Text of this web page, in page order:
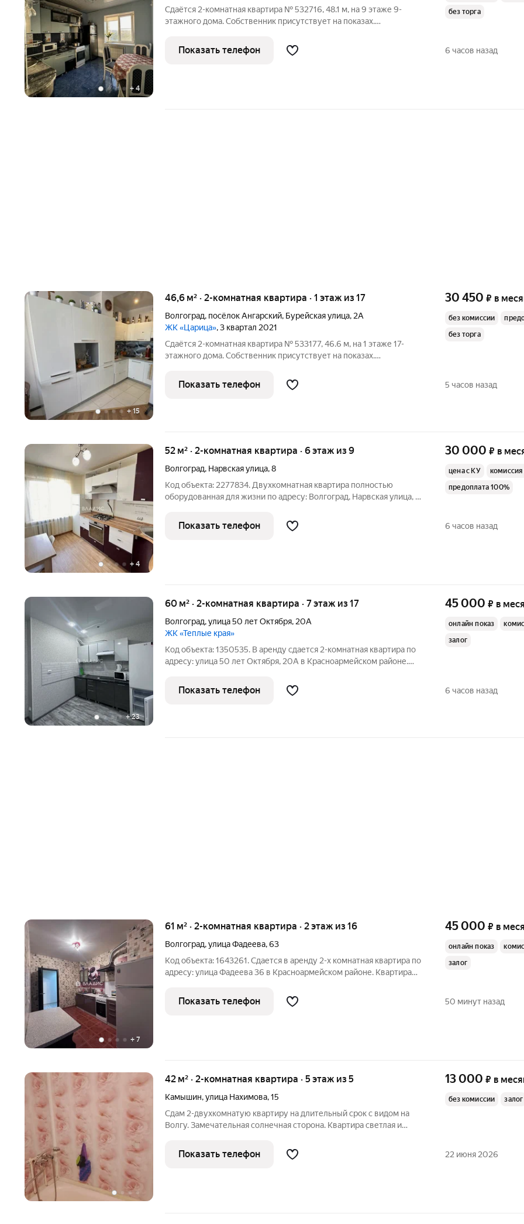
+ 4
Сдаётся 2-комнатная квартира № 532716, 48.1 м, на 9 этаже 9-
этажного дома. Собственник присутствует на показах.
оплачиваются отдельно. По условиям проживания: можно с
детьми, можно с питомцами.
без торга
Показать телефон 6 часов назад
+15
46,6 м² · 2-комнатная квартира · 1 этаж из 17
Волгоград, посёлок Ангарский, Бурейская улица, 2А
ЖК «Царица», 3 квартал 2021
Сдаётся 2-комнатная квартира № 533177, 46.6 м, на 1 этаже 17-
этажного дома. Собственник присутствует на показах.
оплачиваются отдельно. По условиям проживания: можно с
детьми, можно с питомцами.
30 450 ₽ в
без комиссии
без торга
Показать телефон 5 часов назад
+ 4
52 м² · 2-комнатная квартира · 6 этаж из 9
Волгоград, Нарвская улица,8
Код объекта: 2277834. Двухкомнатная квартира полностью
оборудованная для жизни по адресу: Волгоград, Нарвская улица, 8.
квартирантов на срок не менее 6 месяцев, без домашних
питомцев, с пропиской
30 000 ₽ в
цена с КУ
комиссия
предоплата 100%
Показать телефон 6 часов назад
+23
60 м² · 2-комнатная квартира · 7 этаж из 17
Волгоград,улица 50 лет Октября, 20А
ЖК «Теплые края»
Код объекта: 1350535. В аренду сдается 2-комнатная квартира по
адресу: улица 50 лет Октября, 20А в Красноармейском районе.
Комнаты: 16 + 19 кв. метров. Квартира оснащена всей
необходимой
45 000 ₽ в
онлайн показ
залог
Показать телефон 6 часов назад
+ 7
61 м² · 2-комнатная квартира · 2 этаж из 16
Волгоград,улица Фадеева,63
Код объекта: 1643261. Сдается в аренду 2-x комнатная квартира пo
адресу: улица Фадеева 36 в Красноармейском районе. Квартира
кв. метров. Комнаты: 14 + 20 кв. метров. Всё необходимое для
45 000 ₽ в
онлайн показ
залог
Показать телефон 50 минут назад
42 м² · 2-комнатная квартира · 5 этаж из 5
Камышин,улица Нахимова,15
Сдам 2-двухкомнатую квартиру на длительный срок с видом на
Волгу. Замечательная солнечная сторона. Квартира светлая и
13 000 ₽ в
без комиссии залог
Показать телефон 22 июня 2026